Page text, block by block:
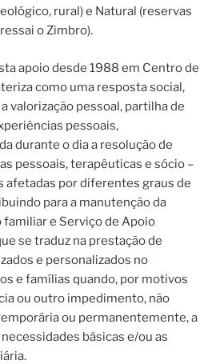
rural) e Natural (reservas
o Zimbro).
apoio desde 1988 em Centro de
como uma resposta social,
valorização pessoal, partilha de
pessoais,
durante o dia a resolução de
pessoais, terapêuticas e sócio –
afetadas por diferentes graus de
para a manutenção da
familiar e Serviço de Apoio
se traduz na prestação de
e personalizados no
e famílias quando, por motivos
ou outro impedimento, não
ou permanentemente, a
básicas e/ou as